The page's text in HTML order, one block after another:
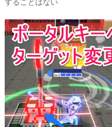
することはない